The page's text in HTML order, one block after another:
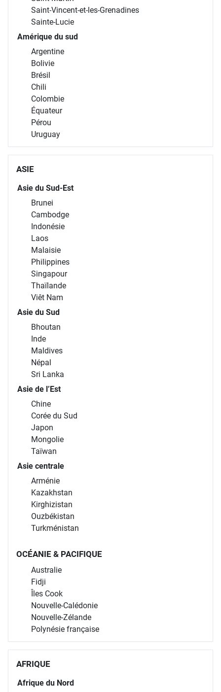
Saint-Vincent-et-les-Grenadines
Sainte-Lucie
Amérique du sud
Argentine
Bolivie
Brésil
Chili
Colombie
Équateur
Pérou
Uruguay
ASIE
Asie du Sud-Est
Brunei
Cambodge
Indonésie
Laos
Malaisie
Philippines
Singapour
Thaïlande
Viêt Nam
Asie du Sud
Bhoutan
Inde
Maldives
Népal
Sri Lanka
Asie de l’Est
Chine
Corée du Sud
Japon
Mongolie
Taïwan
Asie centrale
Arménie
Kazakhstan
Kirghizistan
Ouzbékistan
Turkménistan
OCÉANIE & PACIFIQUE
Australie
Fidji
Îles Cook
Nouvelle-Calédonie
Nouvelle-Zélande
Polynésie française
AFRIQUE
Afrique du Nord